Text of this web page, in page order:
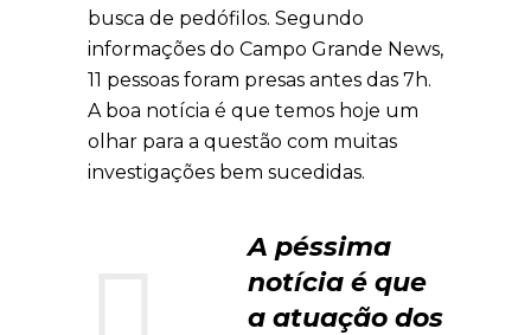
busca de pedófilos. Segundo
informações do Campo Grande News,
11 pessoas foram presas antes das 7h.
A boa notícia é que temos hoje um
olhar para a questão com muitas
investigações bem sucedidas.
A péssima
notícia é que
a atuação dos